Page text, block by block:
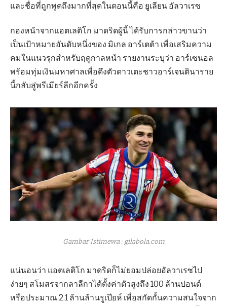
และชื่อที่ถูกพูดถึงมากที่สุดในตอนนี้คือ ยูเลียน อัลวาเรซ
กองหน้าจากแอตเลติโก มาดริดผู้นี้ ได้รับการกล่าวขานว่า
เป็นเป้าหมายอันดับหนึ่งของ มิเกล อาร์เตต้า เพื่อเสริมความ
คมในแนวรุกสำหรับฤดูกาลหน้า รายงานระบุว่า อาร์เซนอล
พร้อมทุ่มเงินมหาศาลเพื่อดึงตัวดาวเตะชาวอาร์เจนตินาราย
นี้กลับสู่พรีเมียร์ลีกอีกครั้ง
Gambar Istimewa : gilabola.com
แน่นอนว่า แอตเลติโก มาดริดก็ไม่ยอมปล่อยอัลวาเรซไป
ง่ายๆ สโมสรจากลาลีกาได้ตั้งค่าตัวสูงถึง 100 ล้านปอนด์
หรือประมาณ 2.1 ล้านล้านรูเปียห์ เพื่อสกัดกั้นความสนใจจาก